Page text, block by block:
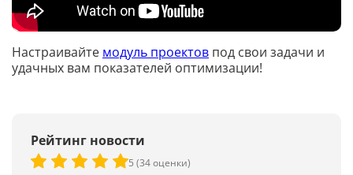
Настраивайте модуль проектов под свои задачи и
удачных вам показателей оптимизации!
Рейтинг новости
5 (34 оценки)